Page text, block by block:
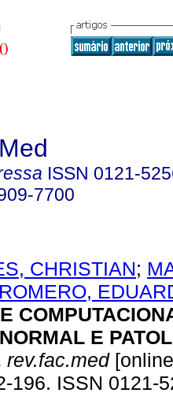
ISSN 0121-
7700
CHRISTIAN;
ROMERO,
E
rev.fac.med
196. ISSN 0121-